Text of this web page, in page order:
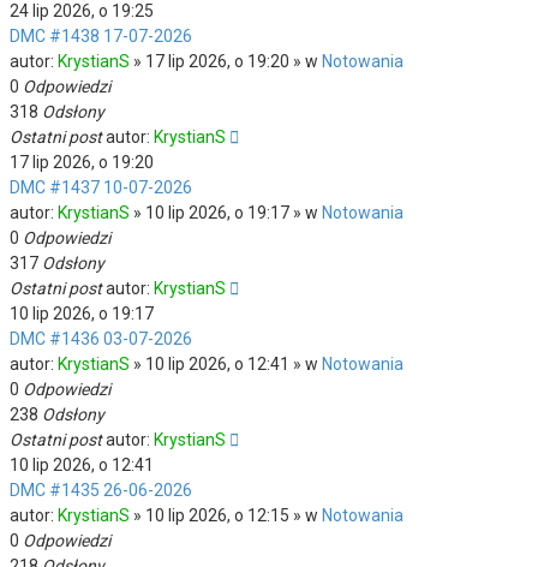
24 lip 2026, o 19:25
DMC #1438 17-07-2026
autor: KrystianS » 17 lip 2026, o 19:20 » w Notowania
0 Odpowiedzi
318 Odsłony
Ostatni postautor: KrystianS
17 lip 2026, o 19:20
DMC #1437 10-07-2026
autor: KrystianS » 10 lip 2026, o 19:17 » w Notowania
0 Odpowiedzi
317 Odsłony
Ostatni postautor: KrystianS
10 lip 2026, o 19:17
DMC #1436 03-07-2026
autor: KrystianS » 10 lip 2026, o 12:41 » w Notowania
0 Odpowiedzi
238 Odsłony
Ostatni postautor: KrystianS
10 lip 2026, o 12:41
DMC #1435 26-06-2026
autor: KrystianS » 10 lip 2026, o 12:15 » w Notowania
0 Odpowiedzi